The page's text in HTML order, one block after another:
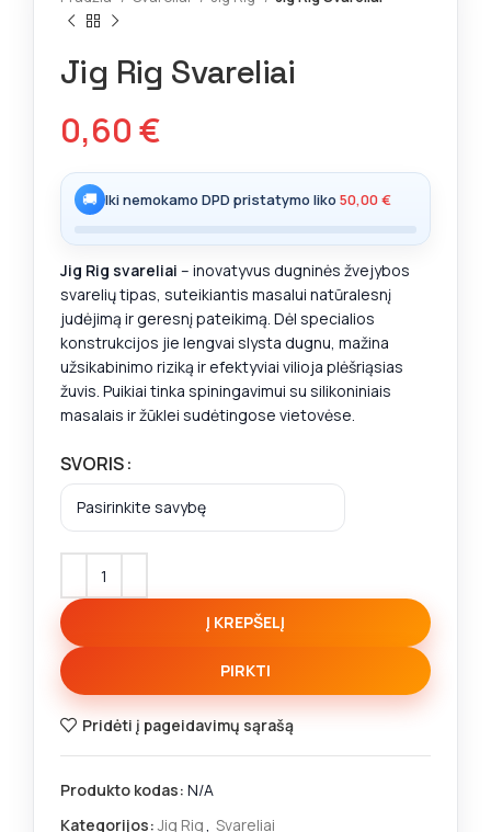
Jig Rig Svareliai
0,60€
🚚 Iki nemokamo DPD pristatymo liko 50,00€
Jig Rig svareliai – inovatyvus dugninės žvejybos
svarelių tipas, suteikiantis masalui natūralesnį
judėjimą ir geresnį pateikimą. Dėl specialios
konstrukcijos jie lengvai slysta dugnu, mažina
užsikabinimo riziką ir efektyviai vilioja plėšriąsias
žuvis. Puikiai tinka spiningavimui su silikoniniais
masalais ir žūklei sudėtingose vietovėse.
SVORIS
Į KREPŠELĮ
PIRKTI
Pridėti į pageidavimų sąrašą
Produkto kodas: N/A
Kategorijos: Jig Rig, Svareliai